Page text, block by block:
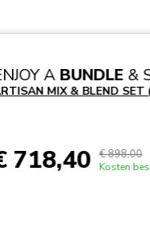
A BUNDLE &
MIX & BLEND
718,40 € 898,00
Kosten